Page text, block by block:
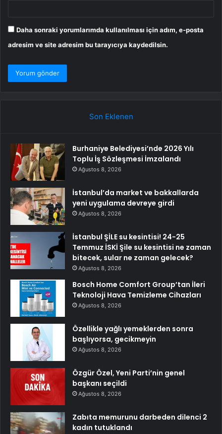
Daha sonraki yorumlarımda kullanılması için adım, e-posta
adresim ve site adresim bu tarayıcıya kaydedilsin.
Son Eklenen
Burhaniye Belediyesi’nde 2026 Yılı
Toplu İş Sözleşmesi İmzalandı
Ağustos 8, 2026
İstanbul’da market ve bakkallarda
yeni uygulama devreye girdi
Ağustos 8, 2026
İstanbul ŞİLE su kesintisi! 24-25
Temmuz İSKİ Şile su kesintisi ne zaman
bitecek, sular ne zaman gelecek?
Ağustos 8, 2026
Bosch Home Comfort Group’tan İleri
Teknoloji Hava Temizleme Cihazları
Ağustos 8, 2026
Özellikle yağlı yemeklerden sonra
başlıyorsa, gecikmeyin
Ağustos 8, 2026
Özgür Özel, Yeni Parti’nin genel
başkanı seçildi
Ağustos 8, 2026
Zabıta memurunu darbeden dilenci 2
kadın tutuklandı